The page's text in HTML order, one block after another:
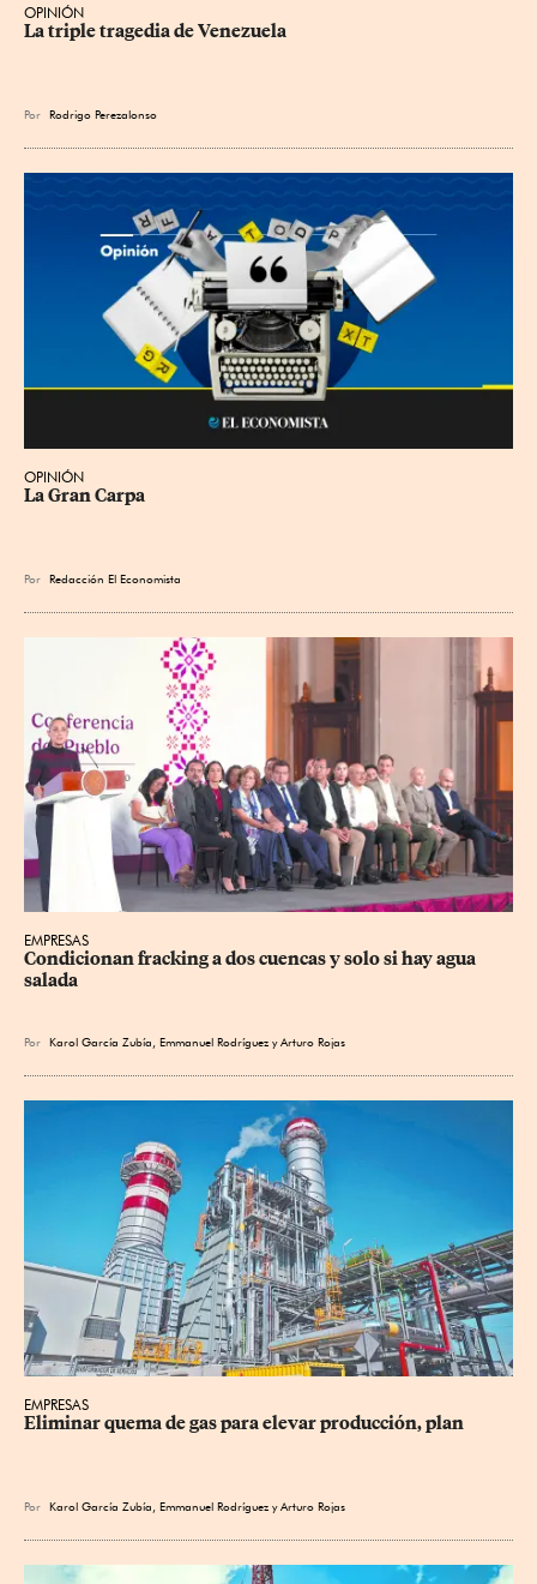
OPINIÓN
La triple tragedia de Venezuela
Por Rodrigo Perezalonso
OPINIÓN
La Gran Carpa
Por Redacción El Economista
EMPRESAS
Condicionan fracking a dos cuencas y solo si hay agua
salada
Por Karol García Zubía, Emmanuel Rodríguez yArturo Rojas
EMPRESAS
Eliminar quema de gas para elevar producción, plan
Por Karol García Zubía Emmanuel Rodríguez yArturo Rojas